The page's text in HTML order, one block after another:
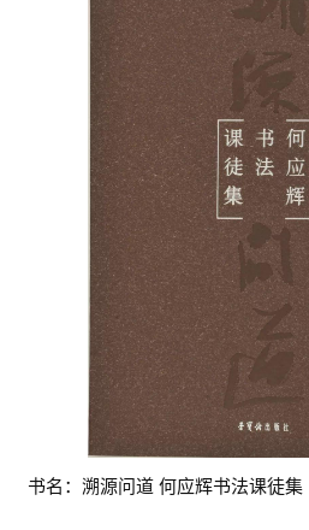
书名：溯源问道 何应辉书法课徒集